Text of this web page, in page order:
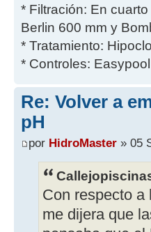
* Filtración: En
Berlin 600 mm y
* Tratamiento:
* Controles:
Re: Volver a
pH
por HidroMaster » 05
Con respecto a
me dijera que